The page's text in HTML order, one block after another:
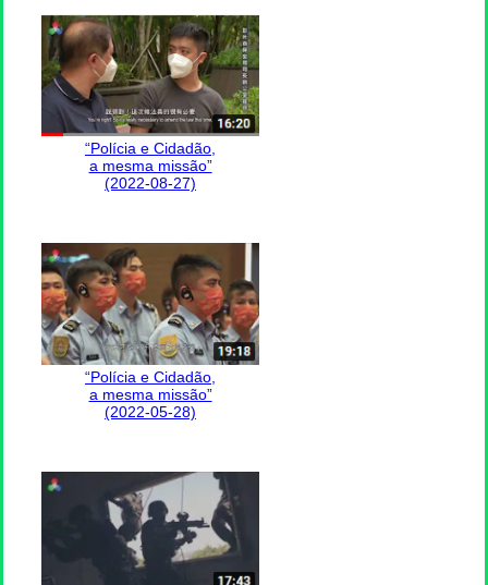
“Polícia e Cidadão,
a mesma missão”
(2022-08-27)
“Polícia e Cidadão,
a mesma missão”
(2022-05-28)